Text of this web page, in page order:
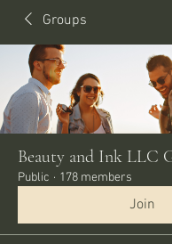
Groups
Beauty and Ink LLC
Public · 178 members
Join